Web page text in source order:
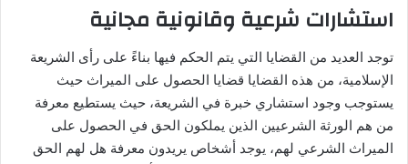
استشارات شرعية وقانونية مجانية
توجد العديد من القضايا التي يتم الحكم فيها بناءً على رأى الشريعة
الإسلامية، من هذه القضايا قضايا الحصول على الميراث حيث
يستوجب وجود استشاري خبرة في الشريعة، حيث يستطيع معرفة
من هم الورثة الشرعيين الذين يملكون الحق في الحصول على
الميراث الشرعي لهم، يوجد أشخاص يريدون معرفة هل لهم الحق